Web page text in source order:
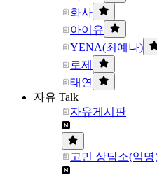
화사
아이유
YENA(최예나)
로제
태연
자유 Talk
자유게시판
고민 상담소(익명